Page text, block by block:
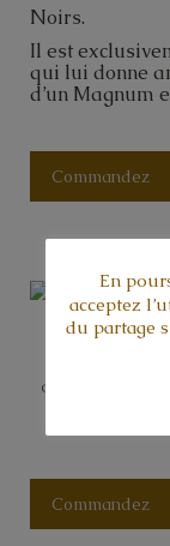
Noirs.
Il est
qui lui donne
d’un Magnum
Commandez
Champagne Baroni –
Commandez
En
acceptez
du partage